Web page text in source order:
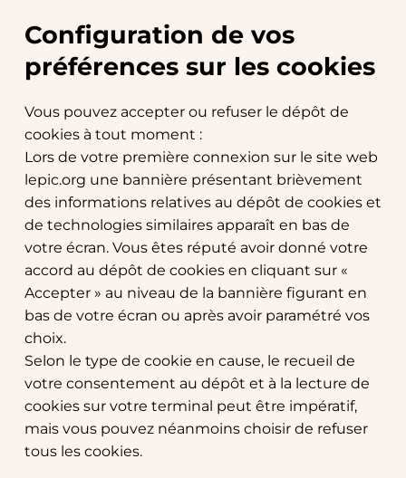
Configuration de vos
préférences sur les cookies
Vous pouvez accepter ou refuser le dépôt de
cookies à tout moment :
Lors de votre première connexion sur le site web
lepic.org une bannière présentant brièvement
des informations relatives au dépôt de cookies et
de technologies similaires apparaît en bas de
votre écran. Vous êtes réputé avoir donné votre
accord au dépôt de cookies en cliquant sur «
Accepter » au niveau de la bannière figurant en
bas de votre écran ou après avoir paramétré vos
choix.
Selon le type de cookie en cause, le recueil de
votre consentement au dépôt et à la lecture de
cookies sur votre terminal peut être impératif,
mais vous pouvez néanmoins choisir de refuser
tous les cookies.